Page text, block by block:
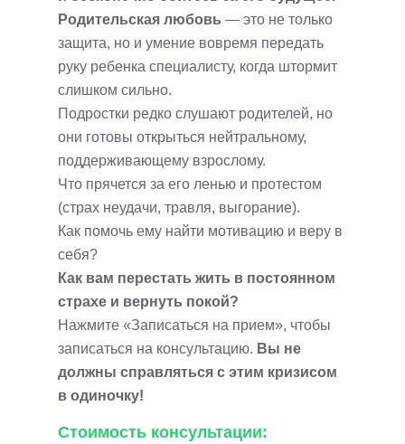
Родительская любовь — это не только
защита, но и умение вовремя передать
руку ребенка специалисту, когда штормит
слишком сильно.
Подростки редко слушают родителей, но
они готовы открыться нейтральному,
поддерживающему взрослому.
Что прячется за его ленью и протестом
(страх неудачи, травля, выгорание).
Как помочь ему найти мотивацию и веру в
себя?
Как вам перестать жить в постоянном
страхе и вернуть покой?
Нажмите «Записаться на прием», чтобы
записаться на консультацию. Вы не
должны справляться с этим кризисом
в одиночку!
Стоимость консультации: